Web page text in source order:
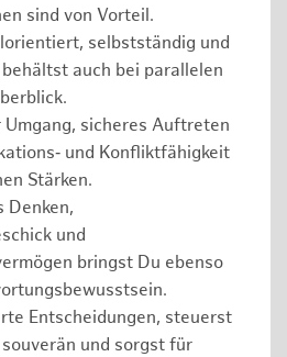
sind von Vorteil.
selbstständig und
auch bei parallelen
Umgang, sicheres Auftreten
und Konfliktfähigkeit
Stärken.
Denken,
und
bringst Du ebenso
Entscheidungen, steuerst
und sorgst für